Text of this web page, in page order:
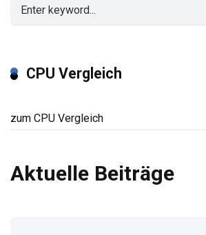
CPU Vergleich
zum CPU Vergleich
Aktuelle Beiträge